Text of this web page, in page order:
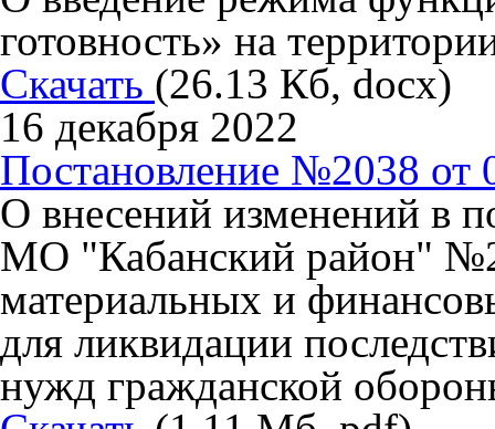
готовность» на
Скачать (26.13 Кб, docx)
16 декабря 2022
Постановление №2038 от
О внесений изменений в
МО "Кабанский район"
материальных и
для ликвидации
нужд гражданской